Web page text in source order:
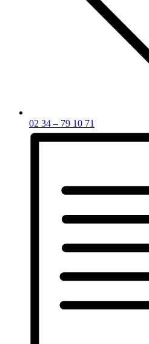
02 34 – 79 10 71